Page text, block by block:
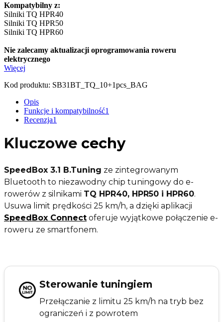
Kompatybilny z:
Silniki TQ HPR40
Silniki TQ HPR50
Silniki TQ HPR60
Nie zalecamy aktualizacji oprogramowania roweru
elektrycznego
Więcej
Kod produktu: SB31BT_TQ_10+1pcs_BAG
Opis
Funkcje i kompatybilność1
Recenzja1
Kluczowe cechy
SpeedBox 3.1 B.Tuning ze zintegrowanym
Bluetooth to niezawodny chip tuningowy do e-
rowerów z silnikami TQ HPR40, HPR50 i HPR60.
Usuwa limit prędkości 25 km/h, a dzięki aplikacji
SpeedBox Connect oferuje wyjątkowe połączenie e-
roweru ze smartfonem.
Sterowanie tuningiem
Przełączanie z limitu 25 km/h na tryb bez
ograniczeń i z powrotem